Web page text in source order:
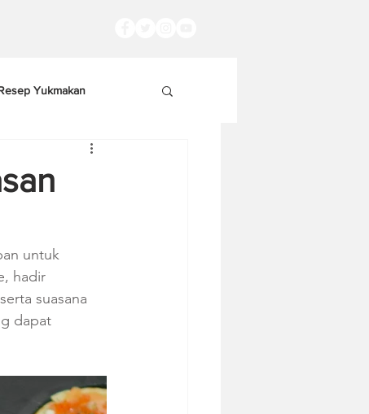
Yukmakan
untuk
hadir
suasana
dapat